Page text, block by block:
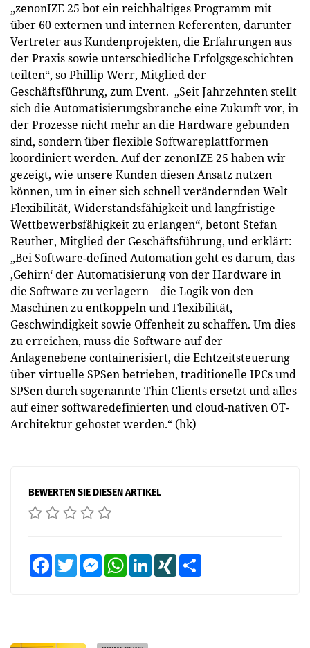
„zenonIZE 25 bot ein reichhaltiges Programm mit
über 60 externen und internen Referenten, darunter
Vertreter aus Kundenprojekten, die Erfahrungen aus
der Praxis sowie unterschiedliche Erfolgsgeschichten
teilten“, so Phillip Werr, Mitglied der
Geschäftsführung, zum Event. „Seit Jahrzehnten stellt
sich die Automatisierungsbranche eine Zukunft vor, in
der Prozesse nicht mehr an die Hardware gebunden
sind, sondern über flexible Softwareplattformen
koordiniert werden. Auf der ­zenonIZE 25 haben wir
gezeigt, wie unsere Kunden diesen Ansatz nutzen
können, um in einer sich schnell verändernden Welt
Flexibilität, Widerstandsfähigkeit und langfristige
Wettbewerbsfähigkeit zu erlangen“, betont Stefan
Reuther, Mitglied der Geschäftsführung, und erklärt:
„Bei Software-defined Automation geht es darum, das
‚Gehirn‘ der Automatisierung von der Hardware in
die Software zu verlagern – die Logik von den
Maschinen zu entkoppeln und Flexibilität,
Geschwindigkeit sowie Offenheit zu schaffen. Um dies
zu erreichen, muss die Software auf der
Anlagenebene containerisiert, die Echtzeitsteuerung
über virtuelle SPSen betrieben, traditionelle IPCs und
SPSen durch sogenannte Thin Clients ersetzt und alles
auf einer software­definierten und cloud-nativen OT-
Architektur gehostet werden.“ (hk)
BEWERTEN SIE DIESEN ARTIKEL
FacebookTwitter MessengerWhatsAppLinkedInXING